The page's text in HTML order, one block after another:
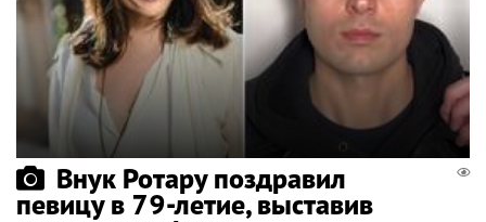
Внук Ротару поздравил
певицу в 79-летие, выставив